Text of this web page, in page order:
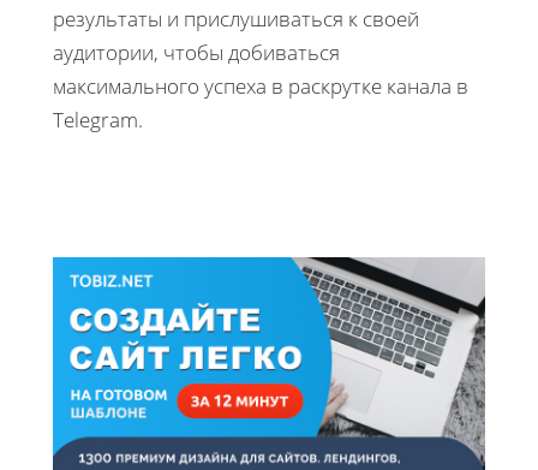
результаты и прислушиваться к своей
аудитории, чтобы добиваться
максимального успеха в раскрутке канала в
Telegram.